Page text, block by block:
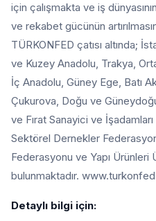
için çalışmakta ve iş
ve rekabet gücünün
TÜRKONFED çatısı altında;
ve Kuzey Anadolu, Trakya,
İç Anadolu, Güney Ege, Batı
Çukurova, Doğu ve
ve Fırat Sanayici ve İşadamları
Sektörel Dernekler
Federasyonu ve Yapı
bulunmaktadır.
Detaylı bilgi için: